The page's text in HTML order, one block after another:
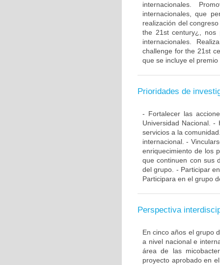
internacionales.
internacionales, que
realización del
the 21st century¿, nos
internacionales.
challenge for the 21st
que se incluye el
Prioridades de
- Fortalecer las
Universidad Nacional. -
servicios a la
internacional. -
enriquecimiento de los
que continuen con sus
del grupo. - Participar
Participara en el grupo
Perspectiva
En cinco años el grupo
a nivel nacional e
área de las
proyecto aprobado en